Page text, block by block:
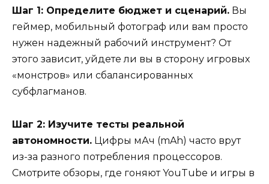
Шаг 1: Определите бюджет и сценарий. Вы
геймер, мобильный фотограф или вам просто
нужен надежный рабочий инструмент? От
этого зависит, уйдете ли вы в сторону игровых
«монстров» или сбалансированных
субфлагманов.
Шаг 2: Изучите тесты реальной
автономности. Цифры мАч (mAh) часто врут
из-за разного потребления процессоров.
Смотрите обзоры, где гоняют YouTube и игры в